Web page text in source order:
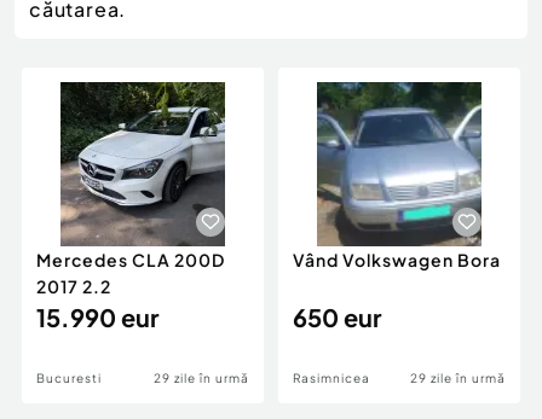
Animale de companie
Afaceri și echipamente profesionale
Inchiriere Bunuri si Vehicule
Motociclete
Piese auto si accesorii
Dacia Duster
căutarea.
Mercedes CLA 200D
2017 2.2
15.990 eur
Bucuresti 29 zile în urmă
Vând Volkswagen Bora
650 eur
Rasimnicea 29 zile în urmă